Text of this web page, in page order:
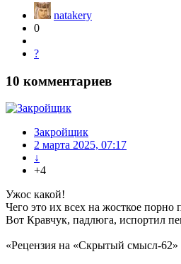
natakery
0
?
10 комментариев
Закройщик
2 марта 2025, 07:17
↓
+4
Ужос какой!
Чего это их всех на жосткое порно
Вот Кравчук, падлюга, испортил
«Рецензия на «Скрытый смысл-